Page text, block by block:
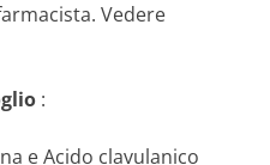
Vedere
:
e Acido clavulanico